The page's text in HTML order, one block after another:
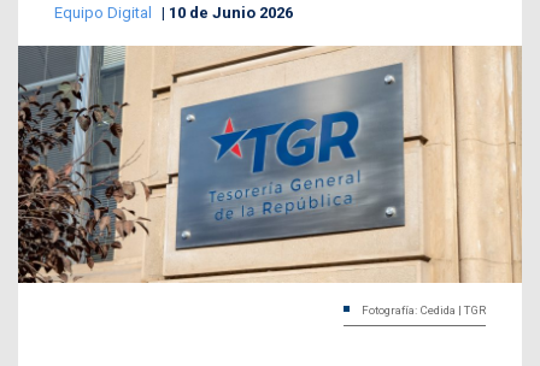
Equipo Digital 10 de Junio 2026
Fotografía: Cedida | TGR